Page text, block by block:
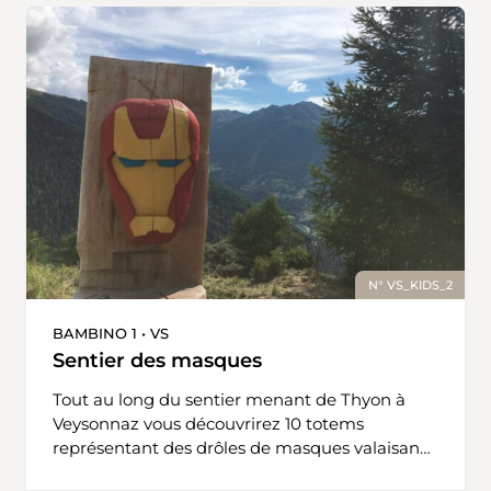
seront également de la partie ! Le départ se
fait depuis la place d’Ycoor, devant le casino.
Un panneau vous indique la direction à suivre.
Vous longez ainsi l’Office de Tourisme, et
montez les marches de l’escalier qui vous
amène devant l’église. Vous pouvez
maintenant longer la route (route des Arolles)
jusqu’au prochain panneau qui vous indique
de tourner sur la droite, vers la forêt. Munissez-
vous de quelques noisettes et vous y êtes.
N° VS_KIDS_2
BAMBINO 1 • VS
Sentier des masques
Tout au long du sentier menant de Thyon à
Veysonnaz vous découvrirez 10 totems
représentant des drôles de masques valaisans.